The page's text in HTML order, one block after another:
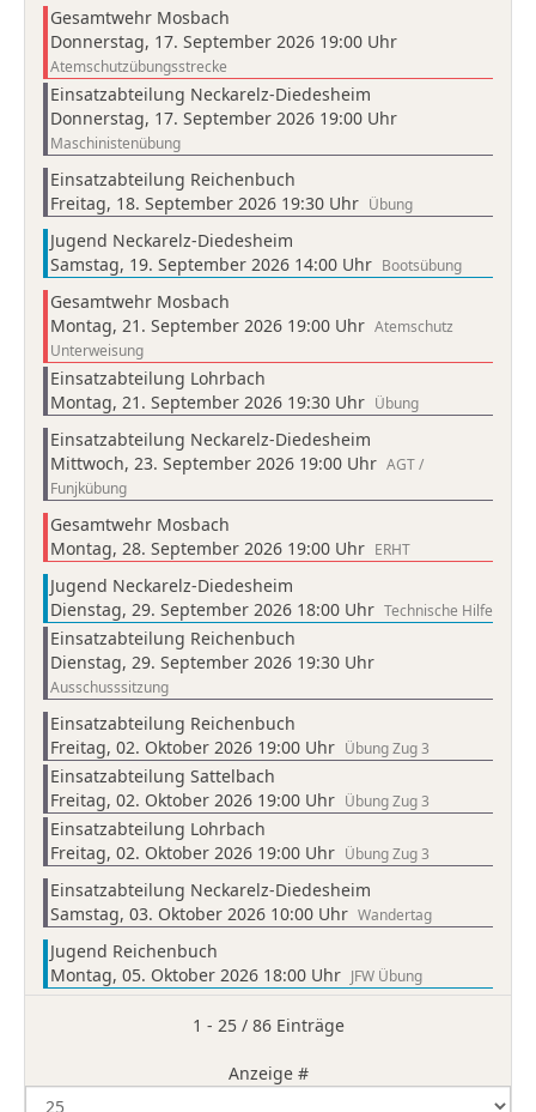
Gesamtwehr Mosbach
Donnerstag, 17. September 2026 19:00 Uhr
Atemschutzübungsstrecke
Einsatzabteilung Neckarelz-Diedesheim
Donnerstag, 17. September 2026 19:00 Uhr
Maschinistenübung
Einsatzabteilung Reichenbuch
Freitag, 18. September 2026 19:30 Uhr Übung
Jugend Neckarelz-Diedesheim
Samstag, 19. September 2026 14:00 Uhr Bootsübung
Gesamtwehr Mosbach
Montag, 21. September 2026 19:00 Uhr Atemschutz
Unterweisung
Einsatzabteilung Lohrbach
Montag, 21. September 2026 19:30 Uhr Übung
Einsatzabteilung Neckarelz-Diedesheim
Mittwoch, 23. September 2026 19:00 Uhr AGT /
Funjkübung
Gesamtwehr Mosbach
Montag, 28. September 2026 19:00 Uhr ERHT
Jugend Neckarelz-Diedesheim
Dienstag, 29. September 2026 18:00 Uhr Technische Hilfe
Einsatzabteilung Reichenbuch
Dienstag, 29. September 2026 19:30 Uhr
Ausschusssitzung
Einsatzabteilung Reichenbuch
Freitag, 02. Oktober 2026 19:00 Uhr Übung Zug 3
Einsatzabteilung Sattelbach
Freitag, 02. Oktober 2026 19:00 Uhr Übung Zug 3
Einsatzabteilung Lohrbach
Freitag, 02. Oktober 2026 19:00 Uhr Übung Zug 3
Einsatzabteilung Neckarelz-Diedesheim
Samstag, 03. Oktober 2026 10:00 Uhr Wandertag
Jugend Reichenbuch
Montag, 05. Oktober 2026 18:00 Uhr JFW Übung
Limite der Paginierungsliste
1 - 25 / 86 Einträge
Anzeige #